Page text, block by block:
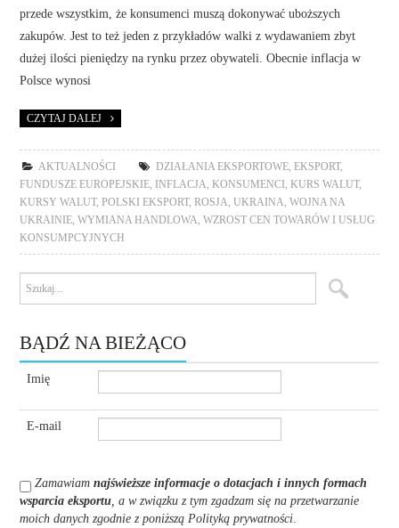
przede wszystkim, że konsumenci muszą dokonywać uboższych
zakupów. Jest to też jeden z przykładów walki z wydawaniem zbyt
dużej ilości pieniędzy na rynku przez obywateli. Obecnie inflacja w
Polsce wynosi
CZYTAJ DALEJ
AKTUALNOŚCI DZIAŁANIA EKSPORTOWE EKSPORT,
FUNDUSZE EUROPEJSKIE
INFLACJA KONSUMENCI KURS WALUT,
KURSY WALUT, POLSKI EKSPORT, ROSJA UKRAINA
WOJNA NA
UKRAINIE WYMIANA HANDLOWA
WZROST CEN TOWARÓW I USŁUG
KONSUMPCYJNYCH
BĄDŹ NA BIEŻĄCO
Imię
E-mail
Zamawiamnajświeższe informacje o dotacjach i innych formach
wsparcia eksportu, a w związku z tym zgadzam się na przetwarzanie
moich danych zgodnie z poniższą Polityką prywatności.